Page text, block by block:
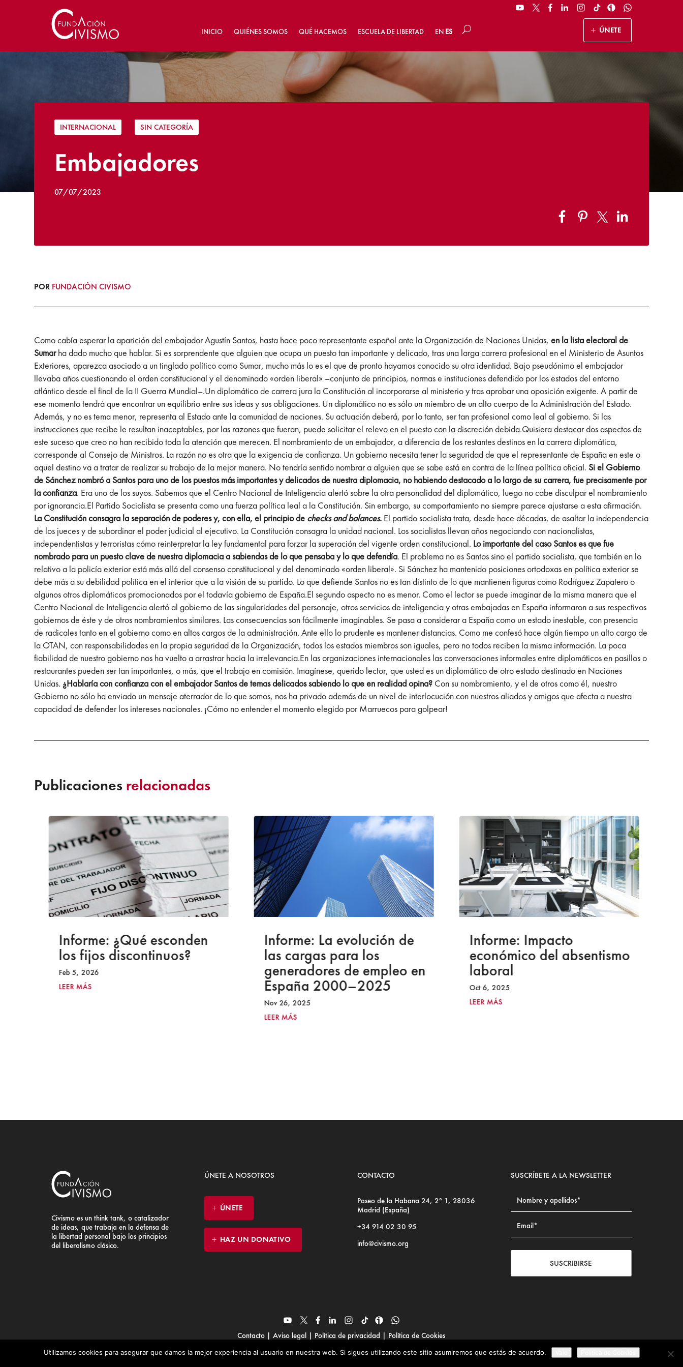
INICIO QUIÉNES SOMOS QUÉ HACEMOS ESCUELA DE LIBERTAD EN ES ÚNETE
INTERNACIONAL SIN CATEGORÍA
Embajadores
07/07/2023
POR FUNDACIÓN CIVISMO
Como cabía esperar la aparición del embajador Agustín Santos, hasta hace poco representante español ante la Organización de Naciones Unidas,en la lista electoral de
Sumarha dado mucho que hablar. Si es sorprendente que alguien que ocupa un puesto tan importante y delicado, tras una larga carrera profesional en el Ministerio de Asuntos
Exteriores, aparezca asociado a un tinglado político como Sumar, mucho más lo es el que de pronto hayamos conocido su otra identidad. Bajo pseudónimo el embajador
llevaba años cuestionando el orden constitucional y el denominado «orden liberal» –conjunto de principios, normas e instituciones defendido por los estados del entorno
atlántico desde el final de la II Guerra Mundial–.Un diplomático de carrera jura la Constitución al incorporarse al ministerio y tras aprobar una oposición exigente. A partir de
ese momento tendrá que encontrar un equilibrio entre sus ideas y sus obligaciones. Un diplomático no es sólo un miembro de un alto cuerpo de la Administración del Estado.
Además, y no es tema menor, representa al Estado ante la comunidad de naciones. Su actuación deberá, por lo tanto, ser tan profesional como leal al gobierno. Si las
instrucciones que recibe le resultan inaceptables, por las razones que fueran, puede solicitar el relevo en el puesto con la discreción debida.Quisiera destacar dos aspectos de
este suceso que creo no han recibido toda la atención que merecen. El nombramiento de un embajador, a diferencia de los restantes destinos en la carrera diplomática,
corresponde al Consejo de Ministros. La razón no es otra que la exigencia de confianza. Un gobierno necesita tener la seguridad de que el representante de España en este o
aquel destino va a tratar de realizar su trabajo de la mejor manera. No tendría sentido nombrar a alguien que se sabe está en contra de la línea política oficial. Si el Gobierno
de Sánchez nombró a Santos para uno de los puestos más importantes y delicados de nuestra diplomacia, no habiendo destacado a lo largo de su carrera, fue precisamente por
la confianza. Era uno de los suyos. Sabemos que el Centro Nacional de Inteligencia alertó sobre la otra personalidad del diplomático, luego no cabe disculpar el nombramiento
por ignorancia.El Partido Socialista se presenta como una fuerza política leal a la Constitución. Sin embargo, su comportamiento no siempre parece ajustarse a esta afirmación.
La Constitución consagra la separación de poderes y, con ella, el principio de checks and balances. El partido socialista trata, desde hace décadas, de asaltar la independencia
de los jueces y de subordinar el poder judicial al ejecutivo. La Constitución consagra la unidad nacional. Los socialistas llevan años negociando con nacionalistas,
independentistas y terroristas cómo reinterpretar la ley fundamental para forzar la superación del vigente orden constitucional. Lo importante del caso Santos es que fue
nombrado para un puesto clave de nuestra diplomacia a sabiendas de lo que pensaba y lo que defendía. El problema no es Santos sino el partido socialista, que también en lo
relativo a la policía exterior está más allá del consenso constitucional y del denominado «orden liberal». Si Sánchez ha mantenido posiciones ortodoxas en política exterior se
debe más a su debilidad política en el interior que a la visión de su partido. Lo que defiende Santos no es tan distinto de lo que mantienen figuras como Rodríguez Zapatero o
algunos otros diplomáticos promocionados por el todavía gobierno de España.El segundo aspecto no es menor. Como el lector se puede imaginar de la misma manera que el
Centro Nacional de Inteligencia alertó al gobierno de las singularidades del personaje, otros servicios de inteligencia y otras embajadas en España informaron a sus respectivos
gobiernos de éste y de otros nombramientos similares. Las consecuencias son fácilmente imaginables. Se pasa a considerar a España como un estado inestable, con presencia
de radicales tanto en el gobierno como en altos cargos de la administración. Ante ello lo prudente es mantener distancias. Como me confesó hace algún tiempo un alto cargo de
la OTAN, con responsabilidades en la propia seguridad de la Organización, todos los estados miembros son iguales, pero no todos reciben la misma información. La poca
fiabilidad de nuestro gobierno nos ha vuelto a arrastrar hacia la irrelevancia.En las organizaciones internacionales las conversaciones informales entre diplomáticos en pasillos o
restaurantes pueden ser tan importantes, o más, que el trabajo en comisión. Imagínese, querido lector, que usted es un diplomático de otro estado destinado en Naciones
Unidas. ¿Hablaría con confianza con el embajador Santos de temas delicados sabiendo lo que en realidad opina? Con su nombramiento, y el de otros como él, nuestro
Gobierno no sólo ha enviado un mensaje aterrador de lo que somos, nos ha privado además de un nivel de interlocución con nuestros aliados y amigos que afecta a nuestra
capacidad de defender los intereses nacionales. ¡Cómo no entender el momento elegido por Marruecos para golpear!
Publicaciones relacionadas
Informe: ¿Qué esconden
los fijos discontinuos?
Feb 5, 2026
LEER MÁS
Informe: La evolución de
las cargas para los
generadores de empleo en
España 2000–2025
Nov 26, 2025
LEER MÁS
Informe: Impacto
económico del absentismo
laboral
Oct 6, 2025
LEER MÁS
Civismo es un think tank, o catalizador
de ideas, que trabaja en la defensa de
la libertad personal bajo los principios
del liberalismo clásico.
ÚNETE A NOSOTROS
ÚNETE
HAZ UN DONATIVO
CONTACTO
Paseo de la Habana 24, 2º 1, 28036
Madrid (España)
+34 914 02 30 95
info@civismo.org
SUSCRÍBETE A LA NEWSLETTER
SUSCRIBIRSE
Contacto |Aviso legal | Política de privacidad | Política de Cookies
© Fundación Civismo 2025
Utilizamos cookies para asegurar que damos la mejor experiencia al usuario en nuestra web. Si sigues utilizando este sitio asumiremos que estás de acuerdo.